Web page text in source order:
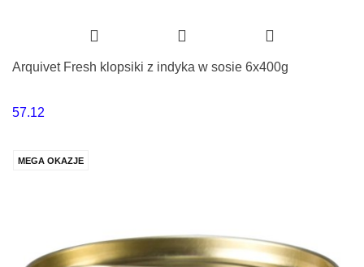
Arquivet Fresh klopsiki z indyka w sosie 6x400g
57.12
MEGA OKAZJE